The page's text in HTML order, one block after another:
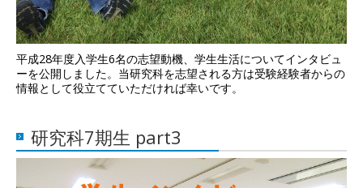
平成28年度入学生6名の志望動機、学生生活についてインタビュ
ーを公開しました。当研究科を志望される方は受験経験者からの
情報として役立てていただければ幸いです。
研究科7期生 part3